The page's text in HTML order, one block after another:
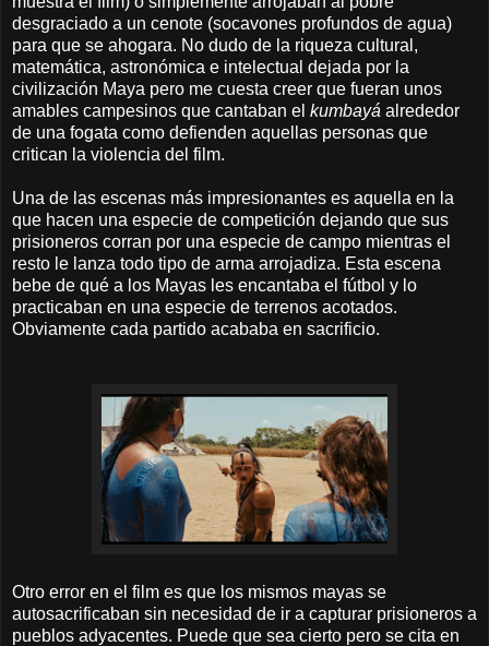
desgraciado a un cenote (socavones profundos de agua)
para que se ahogara. No dudo de la riqueza cultural,
matemática, astronómica e intelectual dejada por la
civilización Maya pero me cuesta creer que fueran unos
amables campesinos que cantaban el kumbayá alrededor
de una fogata como defienden aquellas personas que
critican la violencia del film.
Una de las escenas más impresionantes es aquella en la
que hacen una especie de competición dejando que sus
prisioneros corran por una especie de campo mientras el
resto le lanza todo tipo de arma arrojadiza. Esta escena
bebe de qué a los Mayas les encantaba el fútbol y lo
practicaban en una especie de terrenos acotados.
Obviamente cada partido acababa en sacrificio.
Otro error en el film es que los mismos mayas se
autosacrificaban sin necesidad de ir a capturar prisioneros a
pueblos adyacentes. Puede que sea cierto pero se cita en